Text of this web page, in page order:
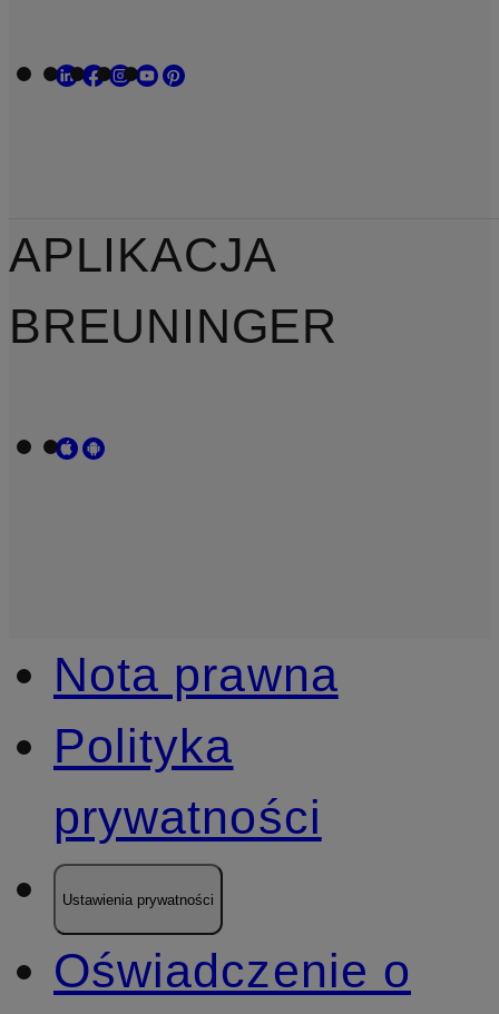
APLIKACJA
BREUNINGER
Nota prawna
Polityka
prywatności
Ustawienia prywatności
Oświadczenie o